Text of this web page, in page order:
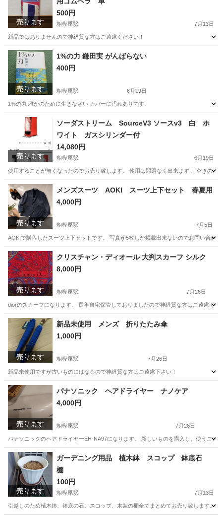
売ります
500円
相模原駅 7月13日
新品ではありませんので神経質な方はご遠慮ください！
神奈川 相模原市 相模原駅 その他
売ります
1%の力 鎌田実 がんばらない
400円
相模原駅 6月19日
1%の力 誰かのために生きなさい カバーに汚れありです。
神奈川 相模原駅 本/CD/DVD
売ります
ソーダストリーム SourceV3 ソースv3 白 ホ
ワイト ガスシリンダー付
14,080円
相模原駅 6月19日
使用することが無くなったのでお売り致します。 使用は問題なく出来ます！ 空きの
神奈川 相模原市 相模原駅 ソーダストリーム
売ります
メンズスーツ AOKI スーツ上下セット 春夏用
4,000円
相模原駅 7月5日
AOKIで購入したスーツ上下セットです。 写真が5枚しか掲載出来ないのでお問い合わ
神奈川 相模原市 相模原駅 スーツ AOKI
売ります
クリスチャン・ディオール 大判スカーフ シルク
8,000円
相模原駅 7月26日
diorのスカーフになります。 長年自宅保管しておりましたので神経質な方はご遠慮くだ
神奈川 相模原市 相模原駅 服/ファッション
売ります
新品未使用 メンズ 折りたたみ傘
1,000円
相模原駅 7月26日
新品未使用ですが古いものにはなるので神経質な方はご遠慮下さい！
神奈川 相模原市 相模原駅 新品
売ります
パナソニック ヘアドライヤー ナノケア
4,000円
相模原駅 7月26日
パナソニックのヘアドライヤーEH-NA97になります。 新しいものを購入し、使うこ
神奈川 相模原市 相模原駅 美容家電 ヘアドライヤー
売ります
ガーデニング用品 植木鉢 スコップ 鉢底石
棚
100円
相模原駅 7月13日
引越しのため植木鉢、鉢底の石、スコップ、木製の棚全てまとめてお売り致します。